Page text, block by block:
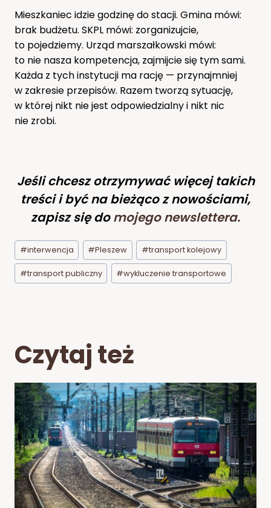
Mieszkaniec idzie godzinę do stacji. Gmina mówi:
brak budżetu. SKPL mówi: zorganizujcie,
to pojedziemy. Urząd marszałkowski mówi:
to nie nasza kompetencja, zajmijcie się tym sami.
Każda z tych instytucji ma rację — przynajmniej
w zakresie przepisów. Razem tworzą sytuację,
w której nikt nie jest odpowiedzialny i nikt nic
nie zrobi.
Jeśli chcesz otrzymywać więcej takich
treści i być na bieżąco z nowościami,
zapisz się do mojego newslettera.
Tagi
wpisu:
#interwencja #Pleszew #transport kolejowy
#transport publiczny #wykluczenie transportowe
Czytaj też